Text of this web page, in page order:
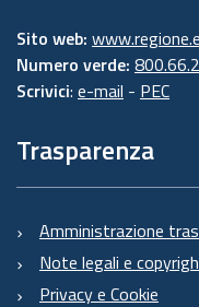
Sito web:
Numero verde:
Scrivici: e-mail - PEC
Trasparenza
Amministrazione
Note legali e
Privacy e Cookie